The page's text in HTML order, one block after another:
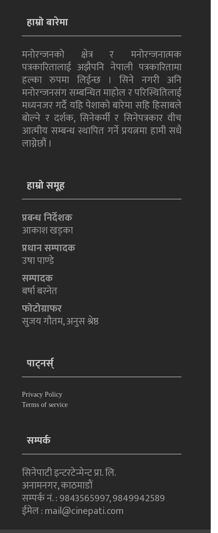
हाम्रो बारेमा
मनोरन्जनको क्षेत्र र मनोरन्जनात्मक
पत्रकारितालाई अझैपनि नेपाली पत्रकारितामा
हल्का रुपमा लिईन्छ । सिने नगरी अनि
मनोरन्जनसंग सम्बन्धित माहोल र परिस्थितिलाई
मध्यनजर गर्दै यहि पेशाको बारेमा सहि हिसाबले
बोल्ने र दर्शक, सिनेकर्मी र सिनेपत्रकार वीच
आत्मीय सम्बन्ध स्थापित गर्ने प्रयत्नमा हामी सधै
लाग्नेछौं ।
हाम्रो समूह
प्रबन्ध निर्देशक
आकाश खड्का
प्रधान सम्पादक
उषा पाण्डे
सम्पादक
बर्षा बस्नेत
फोटोग्राफर
सुजय गौतम, अनुस श्रेष्ठ
पाट्नर्स्
Privacy Policy
Terms of service
सम्पर्क
सिनेपाटी इन्टरटेन्मेन्ट प्रा. लि.
अनामनगर, काठमाडाैं
सम्पर्क नं. : 9843565997, 9849942589
ईमेल : mail@cinepati.com